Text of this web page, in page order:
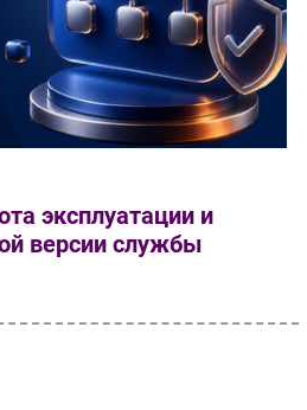
эксплуатации и
версии службы